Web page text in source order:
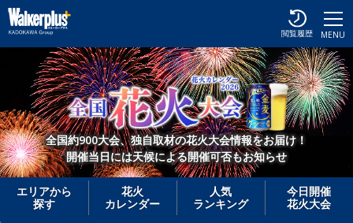
MENU
閲覧履歴
全国約900大会、独自取材の花火大会情報をお届け！
開催当日には天候による開催可否もお知らせ
エリアから
探す
花火
カレンダー
人気
ランキング
今日開催
花火大会